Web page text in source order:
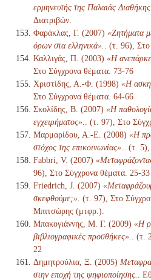
ερμηνευτής της Παλαιάς Διαθήκης.
Διατριβών.
Φαράκλας, Γ. (2007) «Ζητήματα
όρων στα ελληνικά».
. (τ. 96),
Καλλιγάς, Π. (2003) «Η
Στο Σύγχρονα θέματα. 73-76
Χριστίδης, Α.-Φ. (1998) «Η
Στο Σύγχρονα θέματα. 64-66
Σκολίδης, Β. (2007) «Η
εγχειρήματος».
. (τ. 97), Στο
Μαρμαρίδου, Α.-Ε. (2008) «Η
στόχος της επικοινωνίας».
. (τ.
Fabbri, V. (2007)
96), Στο Σύγχρονα θέματα. 25-
Friedrich, J. (2007)
σκεφθούμε;» . (τ. 97), Στο
Μπιτσώρης (μτφρ.).
Μπακογιάννης, Μ. Γ. (2009) «Η
βιβλιογραφικές προσθήκες».
. (τ.
22
Δημητρούλια, Ξ. (2005)
στην εποχή της ψηφιοποίησης.
.